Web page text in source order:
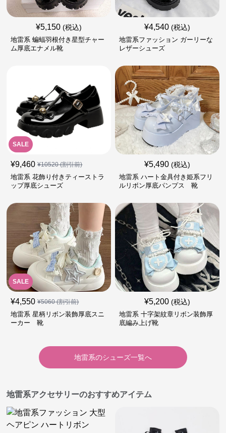
¥5,150 (税込)
地雷系 蝙蝠羽根付き星型チャー
ム厚底エナメル靴
¥4,540 (税込)
地雷系ファッション ガーリーな
レザーシューズ
SALE
¥9,460 ¥10520(割引前)
地雷系 花飾り付きティーストラ
ップ厚底シューズ
¥5,490 (税込)
地雷系 ハート金具付き姫系フリ
ルリボン厚底パンプス 靴
SALE
¥4,550 ¥5060(割引前)
地雷系 星柄リボン装飾厚底スニ
ーカー 靴
¥5,200 (税込)
地雷系 十字架紋章リボン装飾厚
底編み上げ靴
地雷系のシューズ一覧へ
地雷系アクセサリーのおすすめアイテム